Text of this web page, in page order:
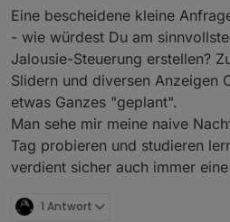
Bilder und die Ziel-
variabel bezieht. Ist
Hast schon mit Binding
Ausserdem fehlt mir noch eine Einstellung um
die Zeilenabstände
Sublabel zu
Entweder geht's über
oder per CSS. Wenn
issue auf git und dann
Mal mit ein.
Eine bescheidene kleine
- wie würdest Du am
Jalousie-Steuerung erstellen?
Slidern und diversen Anzeigen
etwas Ganzes "geplant".
Man sehe mir meine naive
Tag probieren und studieren
verdient sicher auch immer
1 Antwort